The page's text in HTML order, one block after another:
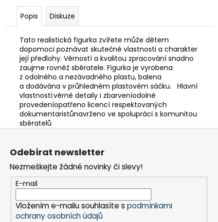
Popis Diskuze
Tato realistická figurka zvířete může dětem
dopomoci poznávat skutečné vlastnosti a charakter
její předlohy. Věrností a kvalitou zpracování snadno
zaujme rovněž sběratele. Figurka je vyrobena
z odolného a nezávadného plastu, balena
a dodávána v průhledném plastovém sáčku. Hlavní
vlastnosti:věrné detaily i zbarveníodolné
provedeníopatřeno licencí respektovaných
dokumentaristůnavrženo ve spolupráci s komunitou
sběratelů
u
m
MONTESSORI
MOYO
MONTESSORI
NÁHRADNÍ
ÚCHYTY
5,90
Kč
Z
Odebírat newsletter
Nezmeškejte žádné novinky či slevy!
E-mail
Vložením e-mailu souhlasíte s podmínkami
ochrany osobních údajů